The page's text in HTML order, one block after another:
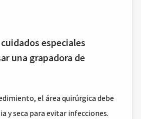
especiales
una grapadora de
el área quirúrgica debe
y seca para evitar infecciones.